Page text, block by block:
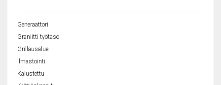
Generaattori
Graniitti työtaso
Grillausalue
Ilmastointi
Kalustettu